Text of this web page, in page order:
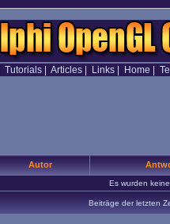
Tutorials| Articles| Links| Home
Autor
Es wurden
Beiträge der letzten